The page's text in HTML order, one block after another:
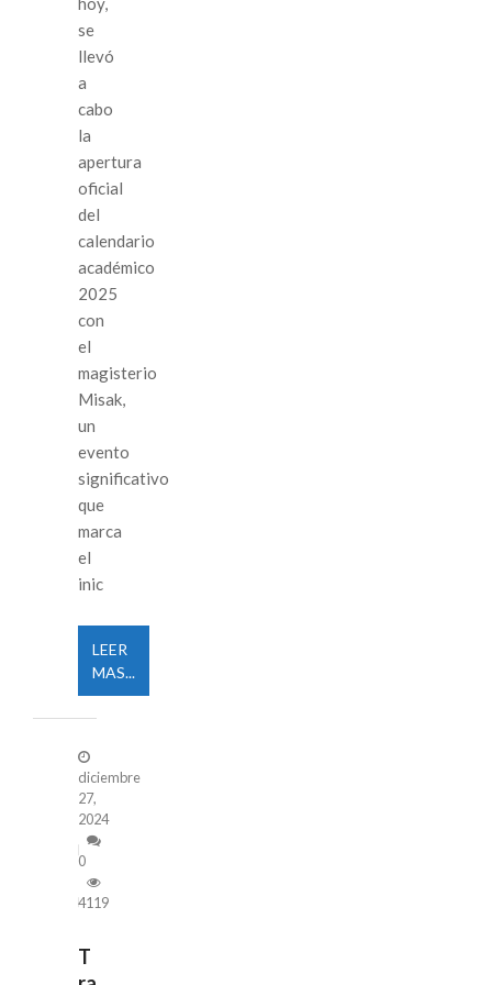
se
llevó
a
cabo
la
apertura
oficial
del
calendario
académico
2025
con
el
magisterio
Misak,
un
evento
significativo
que
marca
el
inic
LEER
MAS...
diciembre
27,
2024
0
4119
T